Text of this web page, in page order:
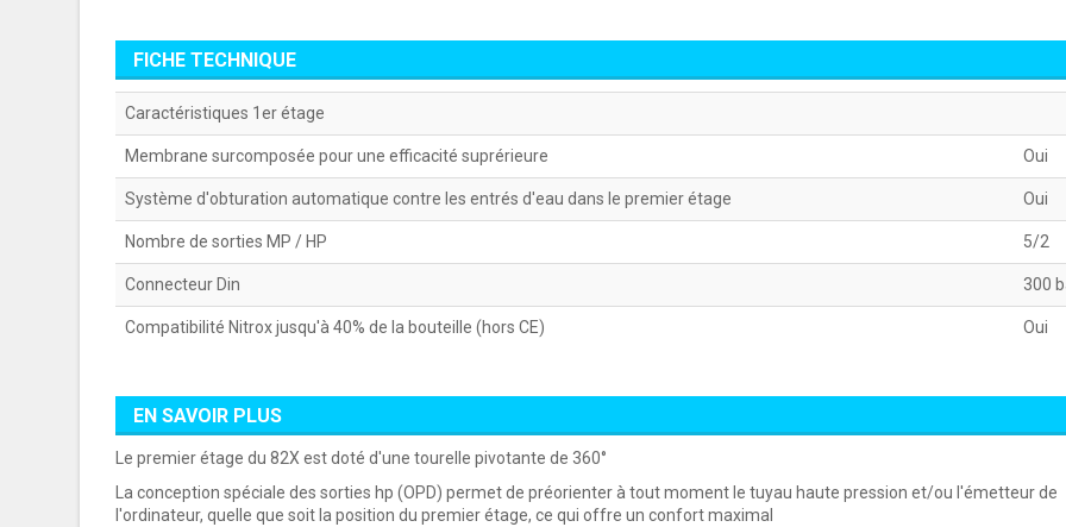
FICHE TECHNIQUE
Caractéristiques 1er étage
Membrane surcomposée pour une efficacité suprérieure Oui
Système d'obturation automatique contre les entrés d'eau dans le premier étage Oui
Nombre de sorties MP / HP 5/2
Connecteur Din 300
Compatibilité Nitrox jusqu'à 40% de la bouteille (hors CE) Oui
EN SAVOIR PLUS
Le premier étage du 82X est doté d'une tourelle pivotante de 360°
La conception spéciale des sorties hp (OPD) permet de préorienter à tout moment le tuyau haute pression et/ou l'émetteur de
l'ordinateur, quelle que soit la position du premier étage, ce qui offre un confort maximal